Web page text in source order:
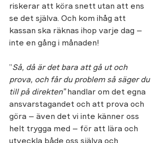
riskerar att köra snett utan att ens
se det själva. Och kom ihåg att
kassan ska räknas ihop varje dag –
inte en gång i månaden!
”Så, då är det bara att gå ut och
prova, och får du problem så säger du
till på direkten” handlar om det egna
ansvarstagandet och att prova och
göra – även det vi inte känner oss
helt trygga med – för att lära och
utveckla både oss själva och